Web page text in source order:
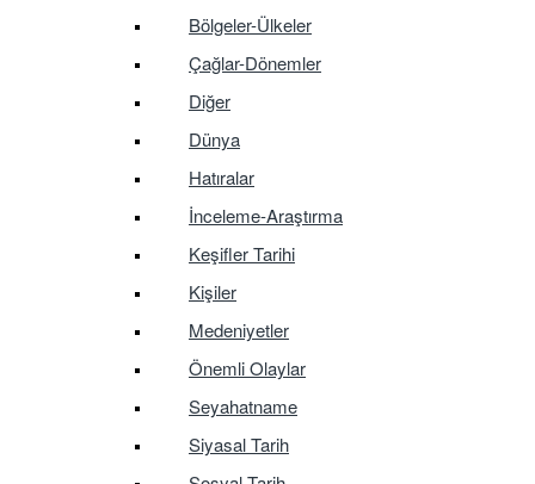
Bölgeler-Ülkeler
Çağlar-Dönemler
Diğer
Dünya
Hatıralar
İnceleme-Araştırma
Keşifler Tarihi
Kişiler
Medeniyetler
Önemli Olaylar
Seyahatname
Siyasal Tarih